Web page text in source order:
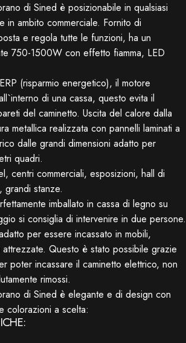
di Sined è posizionabile in qualsiasi
in ambito commerciale. Fornito di
e regola tutte le funzioni, ha un
750-1500W con effetto fiamma, LED
(risparmio energetico), il motore
di una cassa, questo evita il
del caminetto. Uscita del calore dalla
metallica realizzata con pannelli laminati a
dalle grandi dimensioni adatto per
quadri.
centri commerciali, esposizioni, hall di
grandi stanze.
imballato in cassa di legno su
si consiglia di intervenire in due persone.
per essere incassato in mobili,
Questo è stato possibile grazie
poter incassare il caminetto elettrico, non
rimossi.
di Sined è elegante e di design con
colorazioni a scelta: